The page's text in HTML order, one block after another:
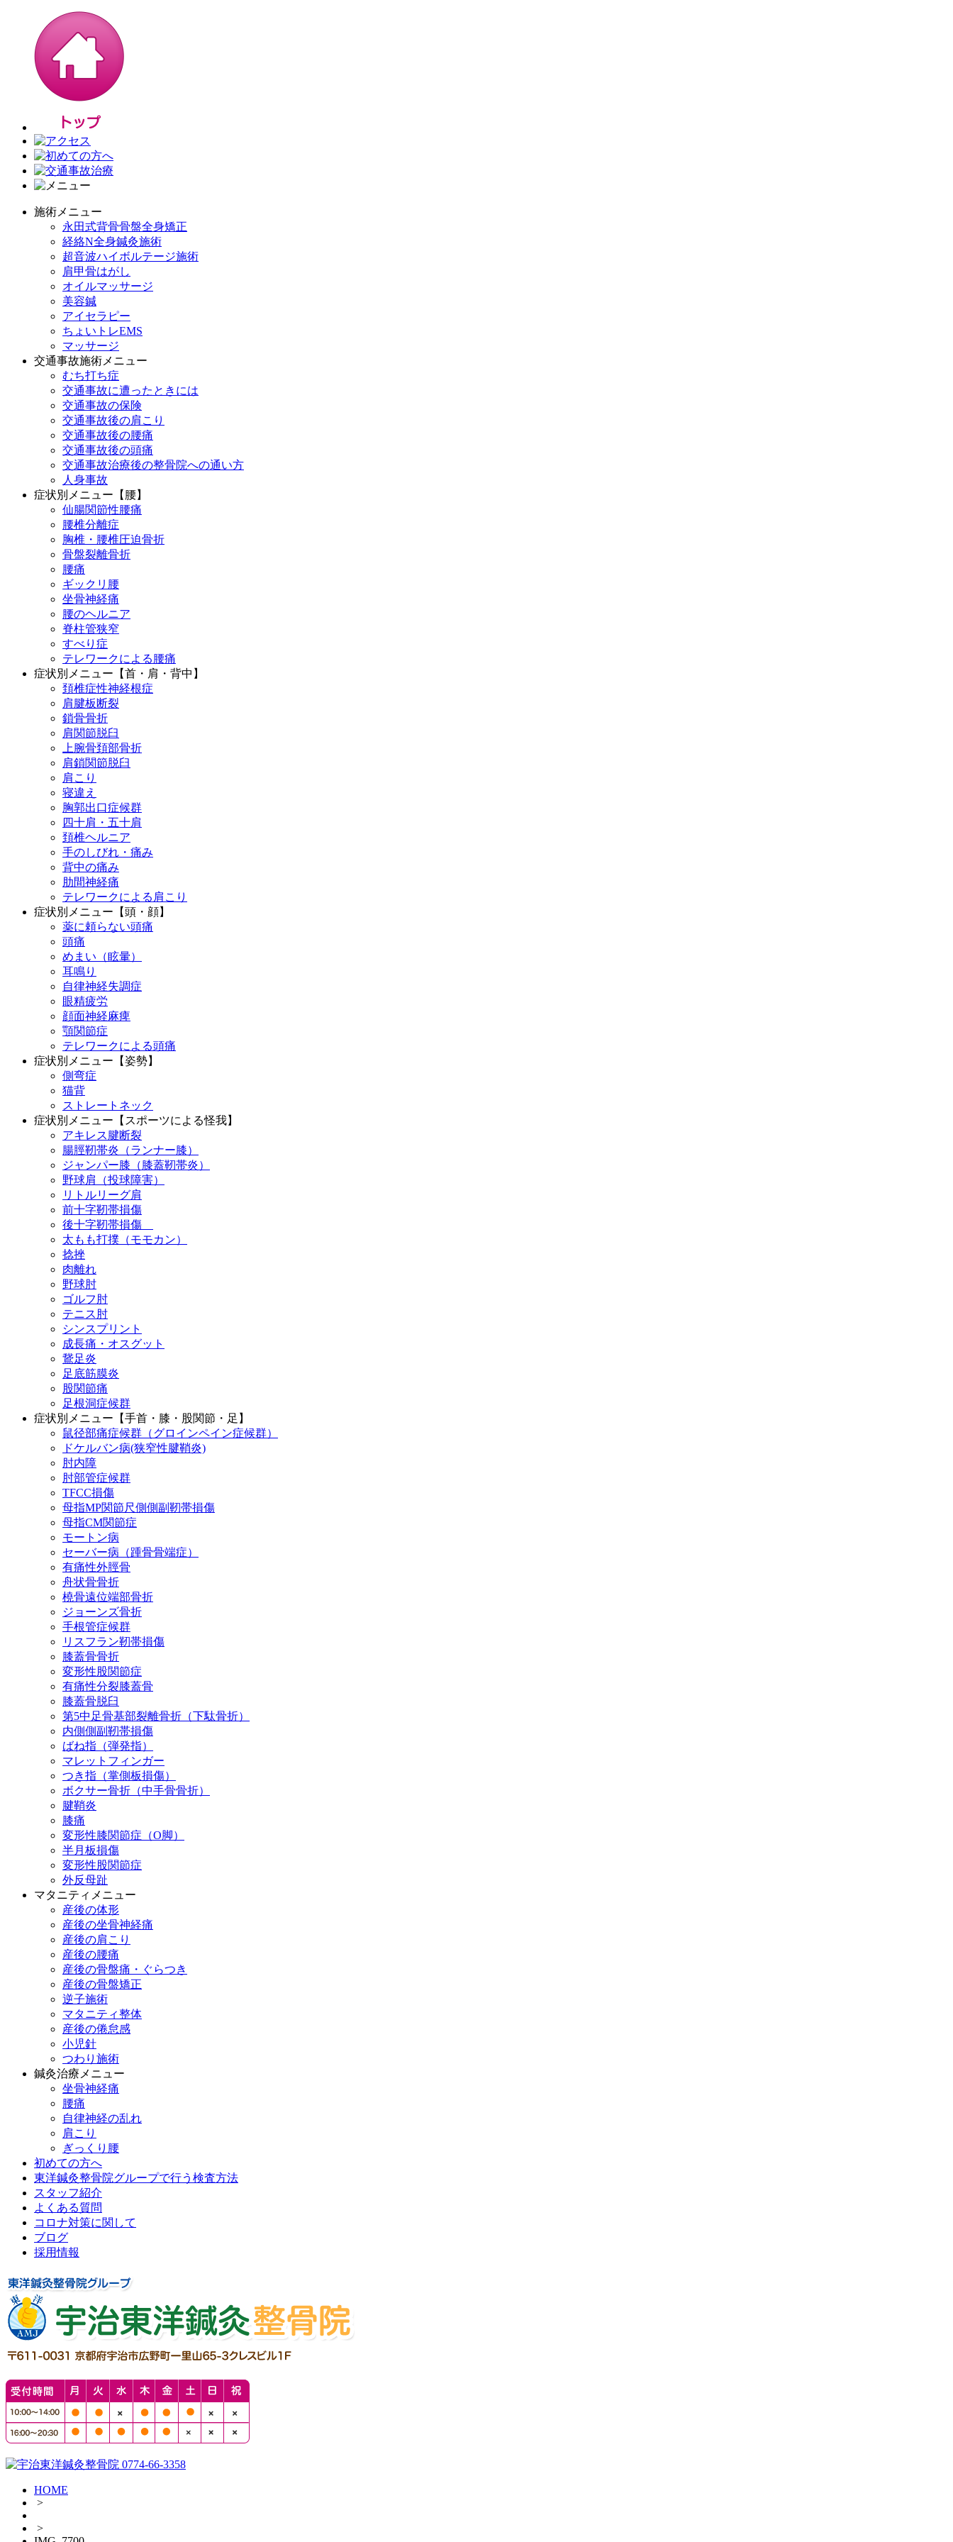
施術メニュー
永田式背骨骨盤全身矯正
経絡N全身鍼灸施術
超音波ハイボルテージ施術
肩甲骨はがし
オイルマッサージ
美容鍼
アイセラピー
ちょいトレEMS
マッサージ
交通事故施術メニュー
むち打ち症
交通事故に遭ったときには
交通事故の保険
交通事故後の肩こり
交通事故後の腰痛
交通事故後の頭痛
交通事故治療後の整骨院への通い方
人身事故
症状別メニュー【腰】
仙腸関節性腰痛
腰椎分離症
胸椎・腰椎圧迫骨折
骨盤裂離骨折
腰痛
ギックリ腰
坐骨神経痛
腰のヘルニア
脊柱管狭窄
すべり症
テレワークによる腰痛
症状別メニュー【首・肩・背中】
頚椎症性神経根症
肩腱板断裂
鎖骨骨折
肩関節脱臼
上腕骨頚部骨折
肩鎖関節脱臼
肩こり
寝違え
胸郭出口症候群
四十肩・五十肩
頚椎ヘルニア
手のしびれ・痛み
背中の痛み
肋間神経痛
テレワークによる肩こり
症状別メニュー【頭・顔】
薬に頼らない頭痛
頭痛
めまい（眩暈）
耳鳴り
自律神経失調症
眼精疲労
顔面神経麻痺
顎関節症
テレワークによる頭痛
症状別メニュー【姿勢】
側弯症
猫背
ストレートネック
症状別メニュー【スポーツによる怪我】
アキレス腱断裂
腸脛靭帯炎（ランナー膝）
ジャンパー膝（膝蓋靭帯炎）
野球肩（投球障害）
リトルリーグ肩
前十字靭帯損傷
後十字靭帯損傷
太もも打撲（モモカン）
捻挫
肉離れ
野球肘
ゴルフ肘
テニス肘
シンスプリント
成長痛・オスグット
鵞足炎
足底筋膜炎
股関節痛
足根洞症候群
症状別メニュー【手首・膝・股関節・足】
鼠径部痛症候群（グロインペイン症候群）
ドケルバン病(狭窄性腱鞘炎)
肘内障
肘部管症候群
TFCC損傷
母指MP関節尺側側副靭帯損傷
母指CM関節症
モートン病
セーバー病（踵骨骨端症）
有痛性外脛骨
舟状骨骨折
橈骨遠位端部骨折
ジョーンズ骨折
手根管症候群
リスフラン靭帯損傷
膝蓋骨骨折
変形性股関節症
有痛性分裂膝蓋骨
膝蓋骨脱臼
第5中足骨基部裂離骨折（下駄骨折）
内側側副靭帯損傷
ばね指（弾発指）
マレットフィンガー
つき指（掌側板損傷）
ボクサー骨折（中手骨骨折）
腱鞘炎
膝痛
変形性膝関節症（O脚）
半月板損傷
変形性股関節症
外反母趾
マタニティメニュー
産後の体形
産後の坐骨神経痛
産後の肩こり
産後の腰痛
産後の骨盤痛・ぐらつき
産後の骨盤矯正
逆子施術
マタニティ整体
産後の倦怠感
小児針
つわり施術
鍼灸治療メニュー
坐骨神経痛
腰痛
自律神経の乱れ
肩こり
ぎっくり腰
初めての方へ
東洋鍼灸整骨院グループで行う検査方法
スタッフ紹介
よくある質問
コロナ対策に関して
ブログ
採用情報
HOME
>
>